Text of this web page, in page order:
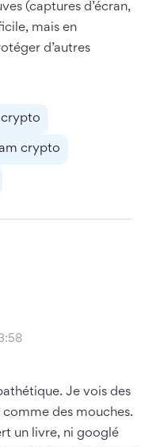
(captures d’écran,
mais en
d’autres
crypto
crypto
Je vois des
des mouches.
un livre, ni googlé